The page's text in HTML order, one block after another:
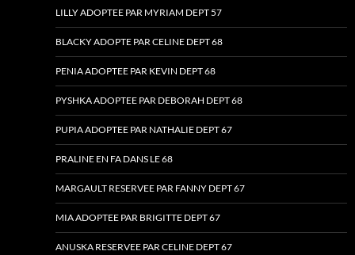
LILLY ADOPTEE PAR MYRIAM DEPT 57
BLACKY ADOPTE PAR CELINE DEPT 68
PENIA ADOPTEE PAR KEVIN DEPT 68
PYSHKA ADOPTEE PAR DEBORAH DEPT 68
PUPIA ADOPTEE PAR NATHALIE DEPT 67
PRALINE EN FA DANS LE 68
MARGAULT RESERVEE PAR FANNY DEPT 67
MIA ADOPTEE PAR BRIGITTE DEPT 67
ANUSKA RESERVEE PAR CELINE DEPT 67